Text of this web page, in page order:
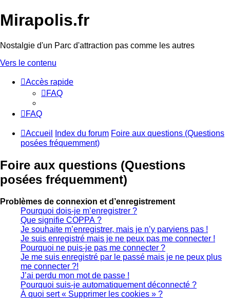
Mirapolis.fr
Nostalgie d'un Parc d'attraction pas comme les autres
Vers le contenu
Accès rapide
FAQ
FAQ
Accueil Index du forum Foire aux questions (Questions
posées fréquemment)
Foire aux questions (Questions
posées fréquemment)
Problèmes de connexion et d’enregistrement
Pourquoi dois-je m’enregistrer ?
Que signifie COPPA ?
Je souhaite m’enregistrer, mais je n’y parviens pas !
Je suis enregistré mais je ne peux pas me connecter !
Pourquoi ne puis-je pas me connecter ?
Je me suis enregistré par le passé mais je ne peux plus
me connecter ?!
J’ai perdu mon mot de passe !
Pourquoi suis-je automatiquement déconnecté ?
À quoi sert « Supprimer les cookies » ?